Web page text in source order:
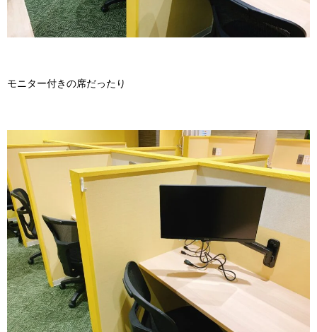
モニター付きの席だったり